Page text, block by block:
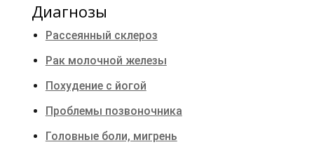
Диагнозы
Рассеянный склероз
Рак молочной железы
Похудение с йогой
Проблемы позвоночника
Головные боли, мигрень